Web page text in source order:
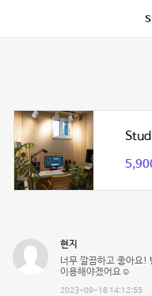
현지
너무 깔끔하고 좋아요!
이용해야겠어요☺️
2023-09-18 14:12:55